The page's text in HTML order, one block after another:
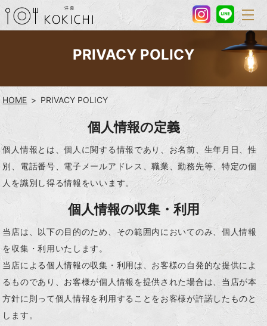
PRIVACY POLICY
HOME PRIVACY POLICY
個人情報の定義
個人情報とは、個人に関する情報であり、お名前、生年月日、性
別、電話番号、電子メールアドレス、職業、勤務先等、特定の個
人を識別し得る情報をいいます。
個人情報の収集・利用
当店は、以下の目的のため、その範囲内においてのみ、個人情報
を収集・利用いたします。
当店による個人情報の収集・利用は、お客様の自発的な提供によ
るものであり、お客様が個人情報を提供された場合は、当店が本
方針に則って個人情報を利用することをお客様が許諾したものと
します。